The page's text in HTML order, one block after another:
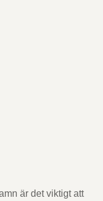
är det viktigt att